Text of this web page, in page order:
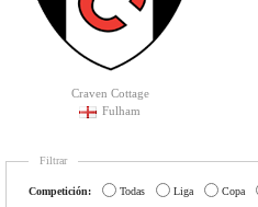
Craven Cottage
Fulham
Filtrar
Competición: Todas Liga Copa